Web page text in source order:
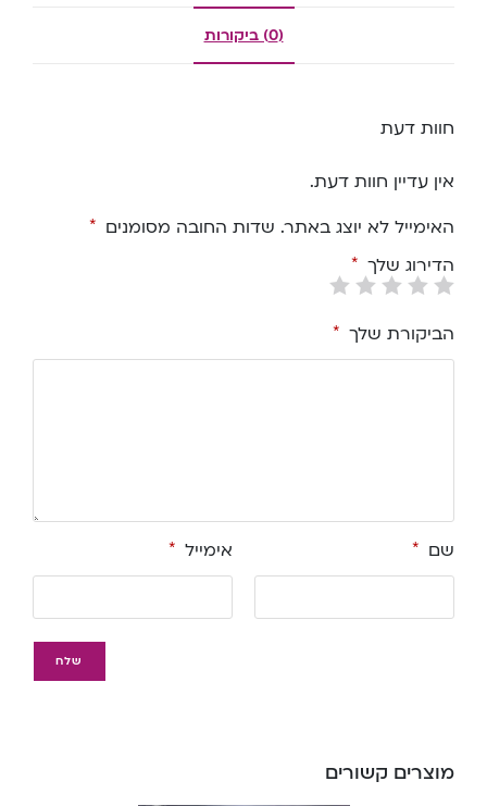
(0) ביקורות
חוות דעת
אין עדיין חוות דעת.
האימייל לא יוצג באתר. שדות החובה מסומנים *
הדירוג שלך *
הביקורת שלך *
שם * אימייל *
מוצרים קשורים